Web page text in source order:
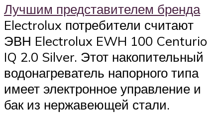
Лучшим представителем бренда
Electrolux потребители считают
ЭВН Electrolux EWH 100 Centurio
IQ 2.0 Silver. Этот накопительный
водонагреватель напорного типа
имеет электронное управление и
бак из нержавеющей стали.